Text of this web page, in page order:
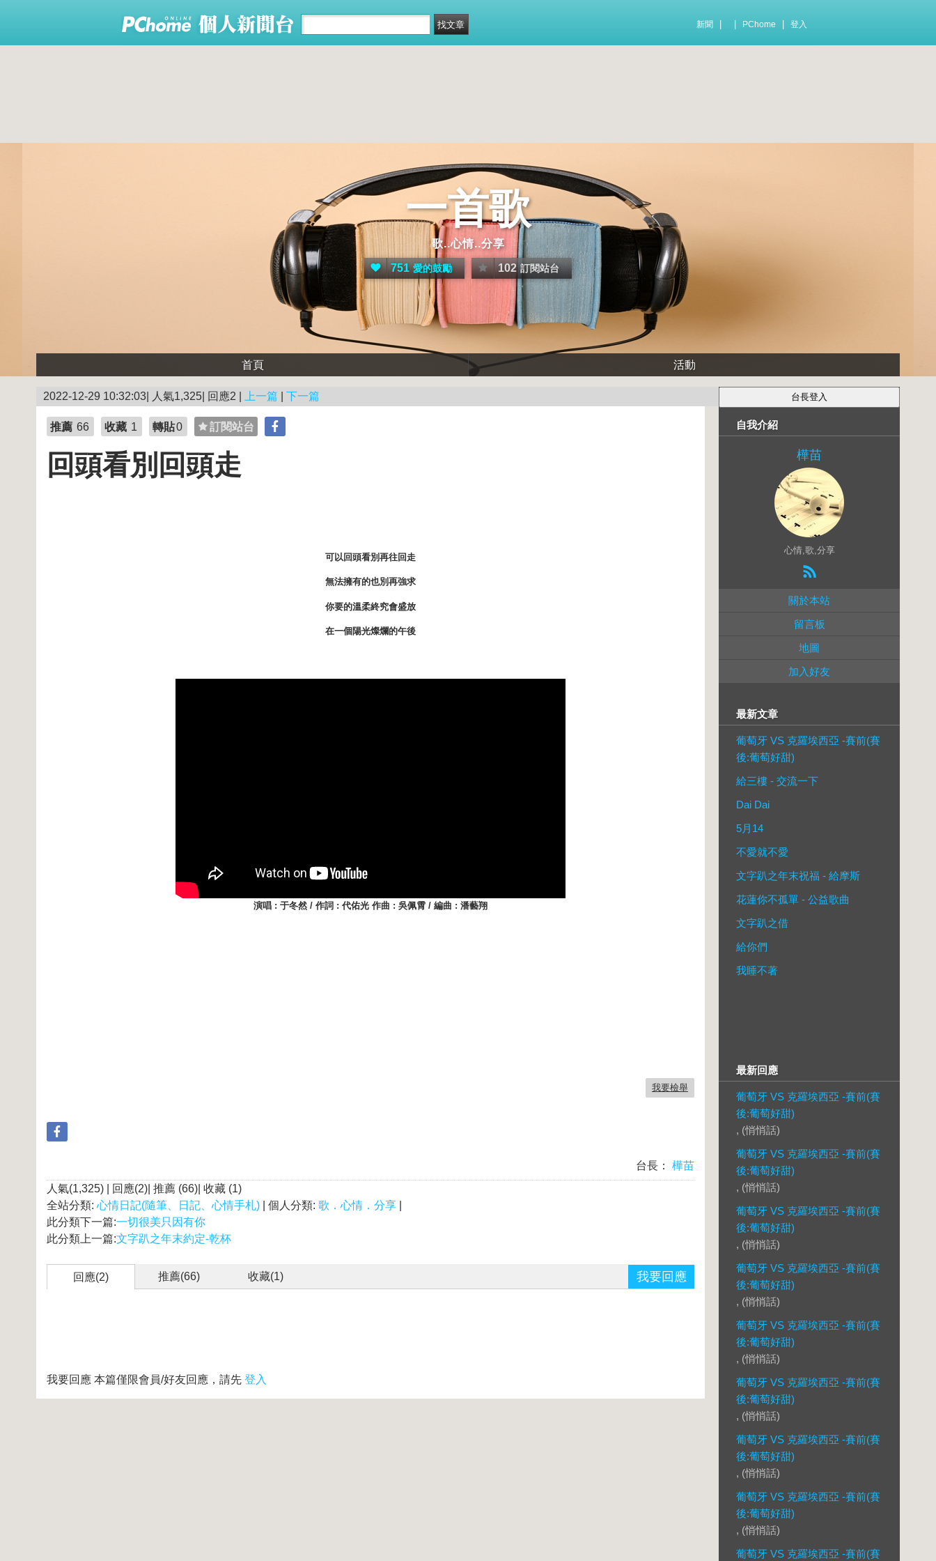
新聞 PChome 登入
一首歌
歌..心情..分享
751 愛的鼓勵 102 訂閱站台
首頁 活動
2022-12-29 10:32:03| 人氣1,325| 回應2 | 上一篇 下一篇
推薦 66 收藏 1 轉貼0 訂閱站台
回頭看別回頭走
可以回頭看別再往回走
無法擁有的也別再強求
你要的溫柔終究會盛放
在一個陽光燦爛的午後
演唱 : 于冬然 / 作詞 : 代佑光 作曲 : 吳佩霄 / 編曲 : 潘藝翔
我要檢舉
台長：
樺苗
人氣(1,325) | 回應(2)| 推薦 (66)| 收藏 (1)
全站分類: 心情日記(隨筆、日記、心情手札) | 個人分類: 歌．心情．分享
此分類下一篇:一切很美只因有你
此分類上一篇:文字趴之年末約定-乾杯
回應(2) 推薦(66) 收藏(1) 我要回應
我要回應 本篇僅限會員/好友回應，請先 登入
自我介紹
樺苗
心情,歌,分享
關於本站
留言板
地圖
加入好友
最新文章
葡萄牙 VS 克羅埃西亞 -賽前(賽
後:葡萄好甜)
給三樓 - 交流一下
Dai Dai
5月14
不愛就不愛
文字趴之年末祝福 - 給摩斯
花蓮你不孤單 - 公益歌曲
文字趴之借
給你們
我睡不著
最新回應
葡萄牙 VS 克羅埃西亞 -賽前(賽
後:葡萄好甜)
, (悄悄話)
葡萄牙 VS 克羅埃西亞 -賽前(賽
後:葡萄好甜)
, (悄悄話)
葡萄牙 VS 克羅埃西亞 -賽前(賽
後:葡萄好甜)
, (悄悄話)
葡萄牙 VS 克羅埃西亞 -賽前(賽
後:葡萄好甜)
, (悄悄話)
葡萄牙 VS 克羅埃西亞 -賽前(賽
後:葡萄好甜)
, (悄悄話)
葡萄牙 VS 克羅埃西亞 -賽前(賽
後:葡萄好甜)
, (悄悄話)
葡萄牙 VS 克羅埃西亞 -賽前(賽
後:葡萄好甜)
, (悄悄話)
葡萄牙 VS 克羅埃西亞 -賽前(賽
後:葡萄好甜)
, (悄悄話)
葡萄牙 VS 克羅埃西亞 -賽前(賽